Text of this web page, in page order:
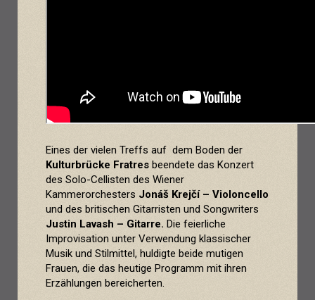
Eines der vielen Treffs auf dem Boden der
Kulturbrücke Fratres beendete das Konzert
des Solo-Cellisten des Wiener
Kammerorchesters Jonáš Krejčí– Violoncello
und des britischen Gitarristen und Songwriters
Justin Lavash – Gitarre. Die feierliche
Improvisation unter Verwendung klassischer
Musik und Stilmittel, huldigte beide mutigen
Frauen, die das heutige Programm mit ihren
Erzählungen bereicherten.